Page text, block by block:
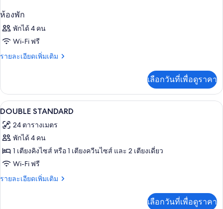
ห้องพัก
พักได้ 4 คน
Wi-Fi ฟรี
รายละเอียดเพิ่มเติม
ราย
เกี่ยว
กับ
ห้อง
เลือกวันที่เพื่อดูราคา
เปิด
ภาพถ่าย
ทั้งหมด
ของ
DOUBLE
STANDARD
ตู้นิรภัยในห้องพัก, โต๊ะทำงาน, ผ้าม่าน
2
DOUBLE STANDARD
24 ตารางเมตร
พักได้ 4 คน
1 เตียงคิงไซส์ หรือ 1 เตียงควีนไซส์ และ 2 เตียงเดี่ยว
Wi-Fi ฟรี
รายละเอียดเพิ่มเติม
ราย
เลือกวันที่เพื่อดูราคา